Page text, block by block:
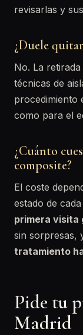
revisarlas y
¿Duele
No. La
técnicas de
procedimiento
como para el
¿Cuánto
composite?
El coste
estado de
primera visita
sin sorpresas,
tratamiento
Pide tu
Madrid